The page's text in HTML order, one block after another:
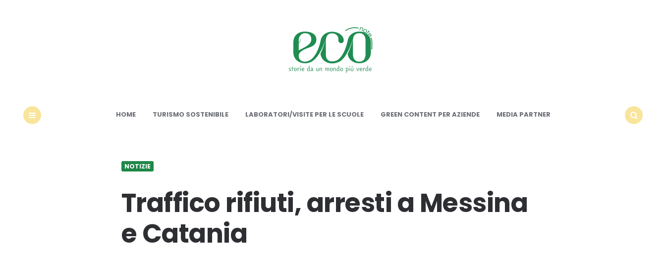
HOME TURISMO SOSTENIBILE LABORATORI/VISITE PER LE SCUOLE GREEN CONTENT PER AZIENDE
MEDIA PARTNER
NOTIZIE
Traffico rifiuti, arresti a Messina
e Catania